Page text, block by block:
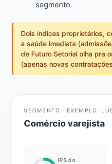
segmento
Dois índices proprietários,
a saúde imediata
de Futuro Setorial olha pra
(apenas novas
SEGMENTO · EXEMPLO
Comércio varejista
IPS do